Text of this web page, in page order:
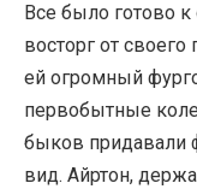
Все было готово
восторг от
ей огромный
первобытные
быков придавали
вид. Айртон,